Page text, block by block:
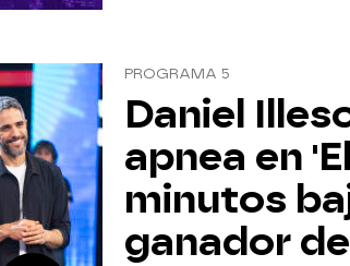
PROGRAMA 5
Daniel
apnea en
minutos
ganador